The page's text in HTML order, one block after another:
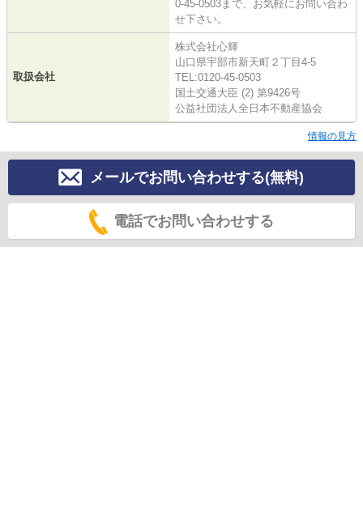
0-45-0503まで、お気軽にお問い合わ
せ下さい。
取扱会社
株式会社心輝
山口県宇部市新天町２丁目4-5
TEL:0120-45-0503
国土交通大臣 (2) 第9426号
公益社団法人全日本不動産協会
情報の見方
メールでお問い合わせする(無料)
電話でお問い合わせする